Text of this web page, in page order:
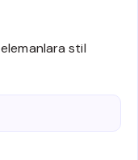
elemanlara stil